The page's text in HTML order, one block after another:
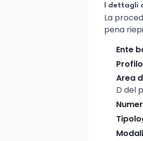
I dettagli
La
pena
Ente
Area
D del